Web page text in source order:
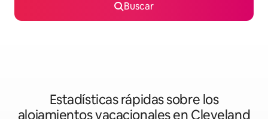
Buscar
Estadísticas rápidas sobre los
alojamientos vacacionales en Cleveland